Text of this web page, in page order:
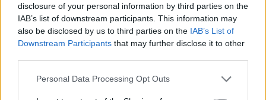
disclosure of your personal information by third parties on the
IAB’s list of downstream participants. This information may
also be disclosed by us to third parties on the IAB’s List of
Downstream Participants that may further disclose it to other
Personal Data Processing Opt Outs
Quem criou o Granny 4?
Este jogo foi desenvolvido por DVloper,